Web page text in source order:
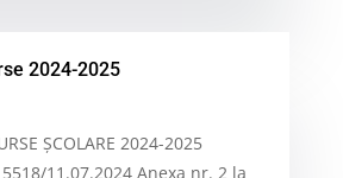
2024-2025
ȘCOLARE 2024-2025
11.07.2024 Anexa nr. 2 la